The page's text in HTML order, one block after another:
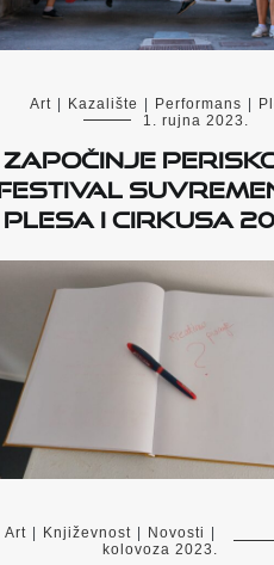
Art | Kazalište | Performans |
1. rujna 2023.
Započinje
plesa i cirkusa
Art Književnost Novosti
kolovoza 2023.